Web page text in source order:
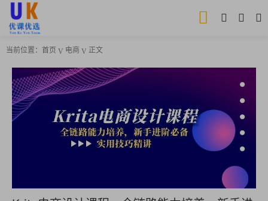
当前位置： 首页 电商 正文